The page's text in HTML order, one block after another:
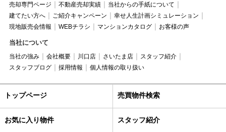
売却専門ページ 不動産売却実績
当社からの手紙について
建てたい方へ
ご紹介キャンペーン
幸せ人生計画シミュレーション
現地販売会情報
WEBチラシ マンションカタログ お客様の声
当社について
当社の強み 会社概要 川口店 さいたま店
スタッフ紹介
スタッフブログ
採用情報 個人情報の取り扱い
トップページ 売買物件検索
お気に入り物件 スタッフ紹介